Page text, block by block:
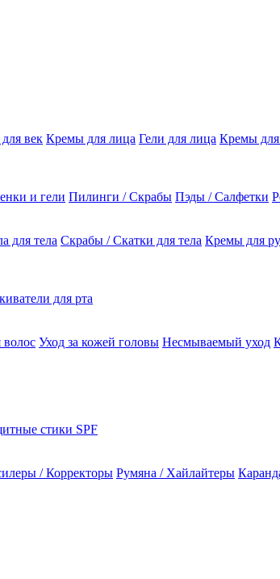
век Кремы для лица Гели для лица Кремы
и гели Пилинги / Скрабы Пэды / Салфетки
для тела Скрабы / Скатки для тела Кремы для
для рта
Уход за кожей головы Несмываемый уход
стики SPF
/ Корректоры Румяна / Хайлайтеры